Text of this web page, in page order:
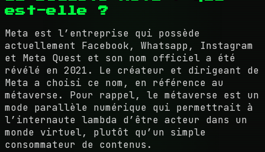
est-elle ?
Meta est l’entreprise qui possède
actuellement Facebook, Whatsapp, Instagram
et Meta Quest et son nom officiel a été
révélé en 2021. Le créateur et dirigeant de
Meta a choisi ce nom, en référence au
métaverse. Pour rappel, le métaverse est un
mode parallèle numérique qui permettrait à
l’internaute lambda d’être acteur dans un
monde virtuel, plutôt qu’un simple
consommateur de contenus.